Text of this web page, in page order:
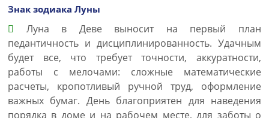
Знак зодиака Луны
Луна в Деве выносит на первый план
педантичность и дисциплинированность. Удачным
будет все, что требует точности, аккуратности,
работы с мелочами: сложные математические
расчеты, кропотливый ручной труд, оформление
важных бумаг. День благоприятен для наведения
порядка в доме и на рабочем месте, для заботы о